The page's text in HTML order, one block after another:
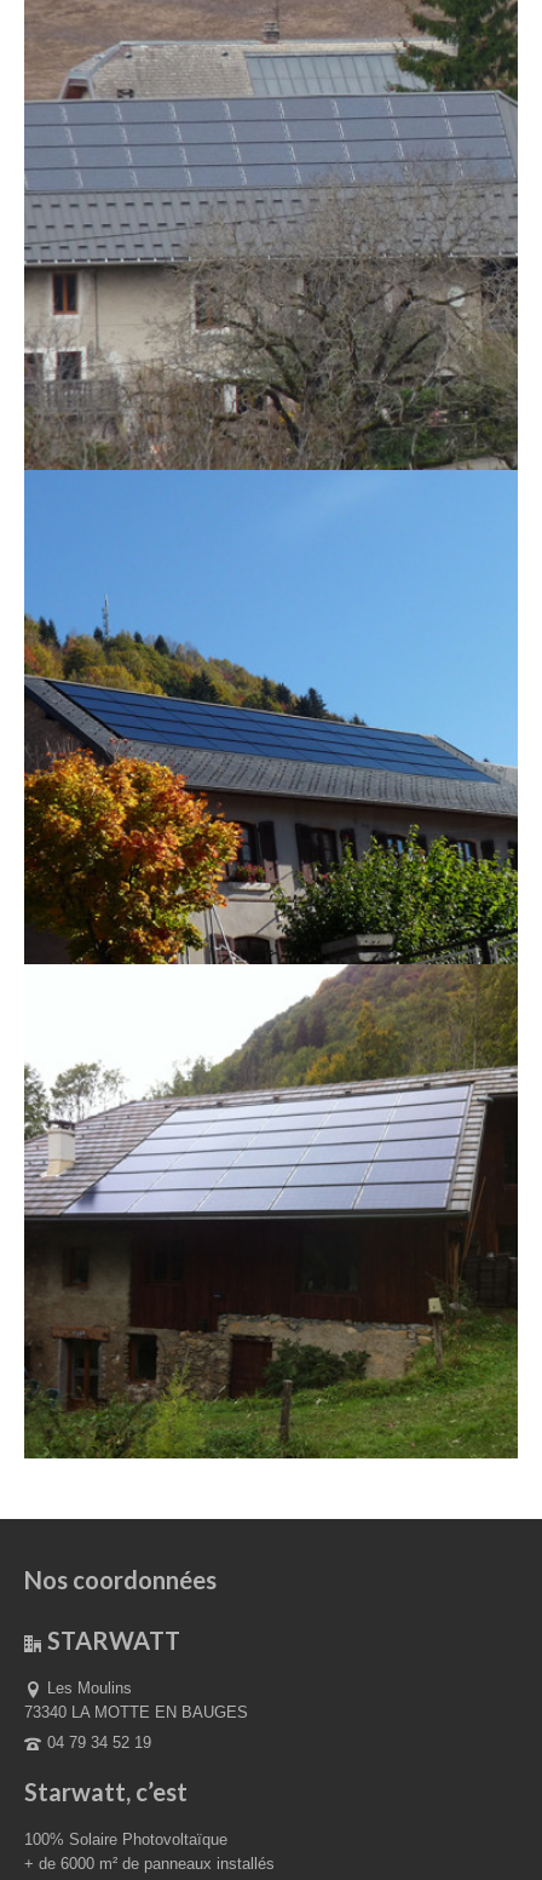
Nos coordonnées
STARWATT
Les Moulins
73340 LA MOTTE EN BAUGES
04 79 34 52 19
Starwatt, c’est
100% Solaire Photovoltaïque
+ de 6000 m² de panneaux installés